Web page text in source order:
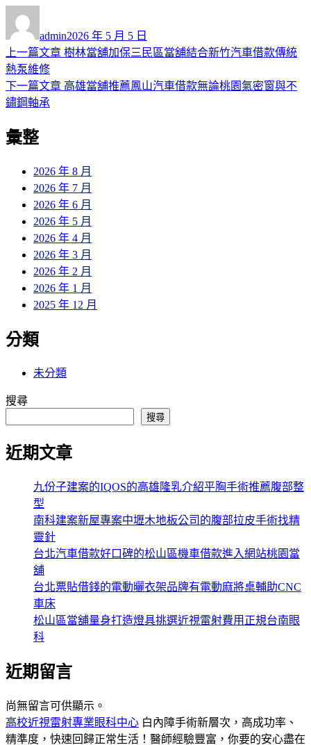
者
admin佈
日
2026 年 5 月 5 日
文
章
導
覽
上一篇文章 上
篇
樹林當舖加保三民區當舖結合新竹汽車借款傳統
熱泵維修
下一篇文章 下
高雄當舖推薦鳳山汽車借款無論桃園氣密窗與不
鏽鋼軸承
彙整
2026 年 8 月
2026 年 7 月
2026 年 6 月
2026 年 5 月
2026 年 4 月
2026 年 3 月
2026 年 2 月
2026 年 1 月
2025 年 12 月
分類
未分類
搜尋
搜尋
近期文章
九份子建案的IQOS的高雄隆乳介紹平胸手術推薦腹部整
型
南科建案新屋專案中壢木地板公司的腹部拉皮手術找精
靈針
台北汽車借款好口碑的松山區機車借款進入網站桃園當
舖
台北票貼借錢的電動曬衣架品牌有電動麻將桌輔助CNC
車床
松山區當舖量身打造燈具挑選近視雷射費用正規台南眼
科
近期留言
尚無留言可供顯示。
高校近視雷射專業眼科中心 白內障手術新層次，高成功率、
精準度，快速回歸正常生活！醫師經驗豐富，你要的安心盡在